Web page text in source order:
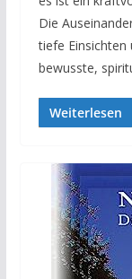
Die
tiefe Einsichten
bewusste,
Weiterlesen